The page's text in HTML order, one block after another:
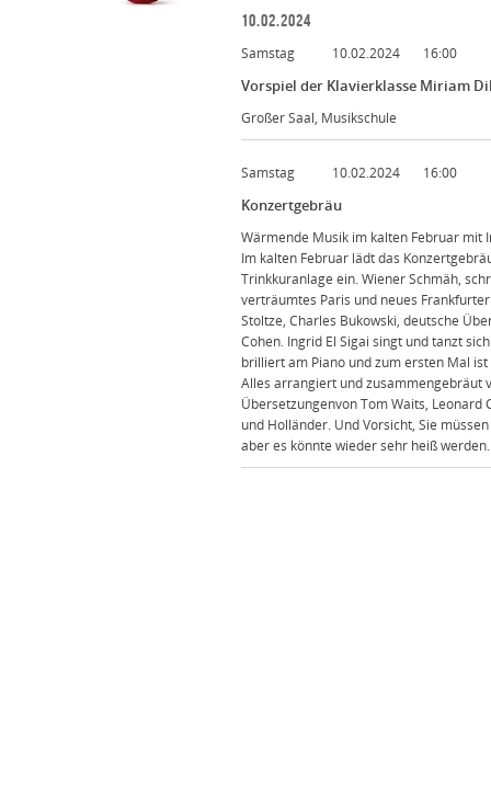
10.02.2024
Samstag
10.02.2024 16:00
Vorspiel der Klavierklasse Miriam
Großer Saal, Musikschule
Samstag 10.02.2024 16:00
Konzertgebräu
Wärmende Musik im kalten Februar mit
Im kalten Februar lädt das
Trinkkuranlage ein. Wiener Schmäh,
verträumtes Paris und neues
Stoltze, Charles Bukowski, deutsche
Cohen. Ingrid El Sigai singt und tanzt
brilliert am Piano und zum ersten Mal
Alles arrangiert und zusammengebräut
Übersetzungenvon Tom Waits, Leonard
und Holländer. Und Vorsicht, Sie
aber es könnte wieder sehr heiß werden.